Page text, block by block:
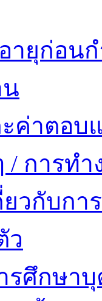
ายุก่อน
น
ะค่าตอบ
/ การทำ
ยวกับกา
ว
รศึกษาบุ